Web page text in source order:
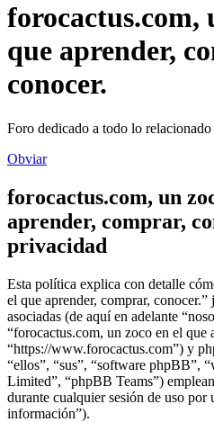
forocactus.com,
que aprender,
conocer.
Foro dedicado a todo lo relacionado
Obviar
forocactus.com, un
aprender, comprar,
privacidad
Esta política explica con detalle
el que aprender, comprar, conocer.”
asociadas (de aquí en adelante
“forocactus.com, un zoco en el que
“https://www.forocactus.com”) y
“ellos”, “sus”, “software phpBB”,
Limited”, “phpBB Teams”)
durante cualquier sesión de uso por
información”).